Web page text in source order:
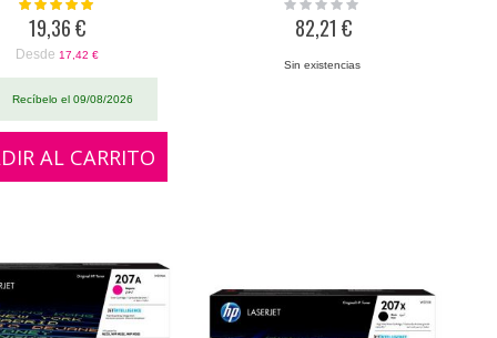
19,36 €
Desde 17,42 €
Recíbelo el 09/08/2026
AL CARRITO
82,21 €
Sin existencias